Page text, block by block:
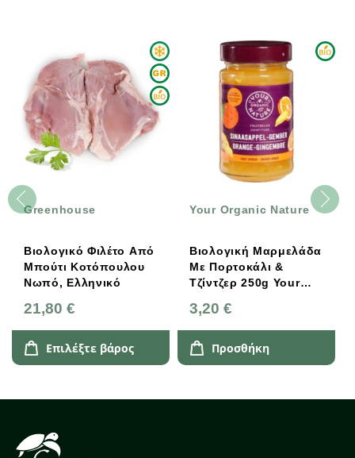
Greenhouse
Βιολογικό Φιλέτο Από
Μπούτι Κοτόπουλου
Νωπό, Ελληνικό
21,80 €
Επιλέξτε βάρος
Your Organic Nature
Βιολογική Μαρμελάδα
Με Πορτοκάλι &
Τζίντζερ 250g Your
3,20 €
Προσθήκη